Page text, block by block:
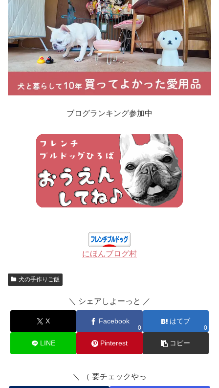
ブログランキング参加中
にほんブログ村
犬の手作りご飯
＼ シェアしよーっと ／
X Facebook
0
はてブ
0
LINE Pinterest コピー
＼ （ 要チェックやっ